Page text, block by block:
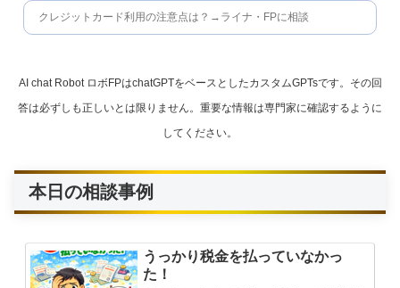
クレジットカード利用の注意点は？→ライナ・FPに相談
AI chat Robot ロボFPはchatGPTをベースとしたカスタムGPTsです。その回
答は必ずしも正しいとは限りません。重要な情報は専門家に確認するように
してください。
本日の相談事例
うっかり税金を払っていなかっ
た！